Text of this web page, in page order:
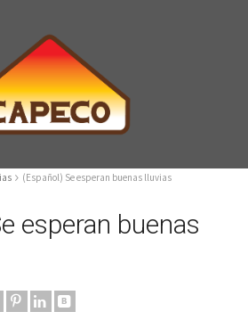
(Español) Se esperan buenas lluvias
esperan buenas